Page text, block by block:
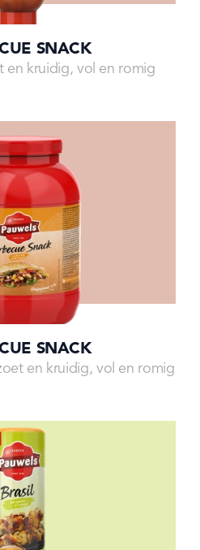
SNACK
en kruidig, vol en romig
SNACK
en kruidig, vol en romig